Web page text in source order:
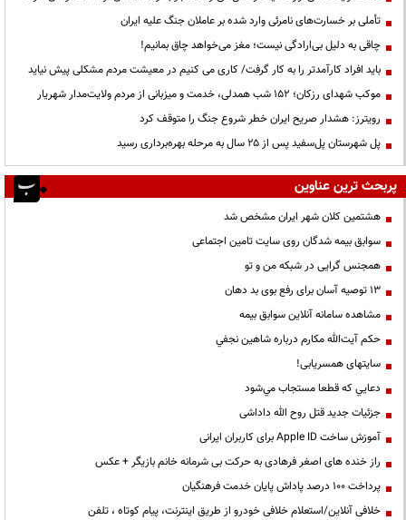
تأملی بر خسارت‌های نامرئی وارد شده بر عاملان جنگ علیه ایران
چاقی به دلیل بی‌ارادگی نیست؛ مغز می‌خواهد چاق بمانیم!
باید افراد کارآمدتر را به کار گرفت/ کاری می کنیم در معیشت مردم مشکلی پیش نیاید
موکب شهدای رزکان؛ ۱۵۲ شب همدلی، خدمت و میزبانی از مردم ولایت‌مدار شهریار
رویترز: هشدار صریح ایران خطر شروع جنگ را متوقف کرد
پل شهرستان پل‌سفید پس از ۲۵ سال به مرحله بهره‌برداری رسید
پربحث ترین عناوین
هشتمین کلان شهر ایران مشخص شد
سوابق بیمه شدگان روی سایت تامین اجتماعی
همجنس گرایی در شبکه من و تو
13 توصیه آسان برای رفع بوی بد دهان
مشاهده سامانه آنلاين سوابق بیمه
حكم آيت‌الله مكارم درباره شاهين نجفي
سایتهای همسریابی!
دعايي كه قطعا مستجاب مي‌شود
جزئیات جدید قتل روح الله داداشی
آموزش ساخت Apple ID برای کاربران ایرانی
راز خنده های اصغر فرهادی به حرکت بی شرمانه خانم بازیگر + عکس
پرداخت ۱۰۰ درصد پاداش پایان خدمت فرهنگیان
خلافی آنلاین/استعلام خلافی خودرو از طریق اینترنت، پیام کوتاه ، تلفن